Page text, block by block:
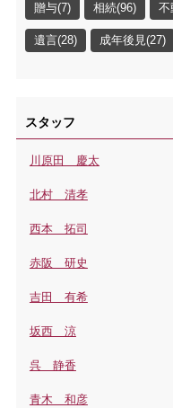
贈与(7) 相続(96) 不
遺言(28) 成年後見(27)
スタッフ
川原田 慶太
北村 清孝
西本 拓司
赤阪 研史
吉田 有希
坂西 涼
呉 静香
青木 和彦